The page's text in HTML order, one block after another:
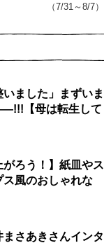
（7/31～8/7）
いました」まずいま
【母は転生して
がろう！】紙皿やス
ス風のおしゃれな
さあきさんインタ